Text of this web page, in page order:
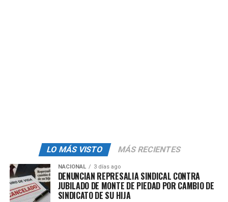
LO MÁS VISTO MÁS RECIENTES
NACIONAL 3 días ago
DENUNCIAN REPRESALIA SINDICAL CONTRA
JUBILADO DE MONTE DE PIEDAD POR CAMBIO DE
SINDICATO DE SU HIJA